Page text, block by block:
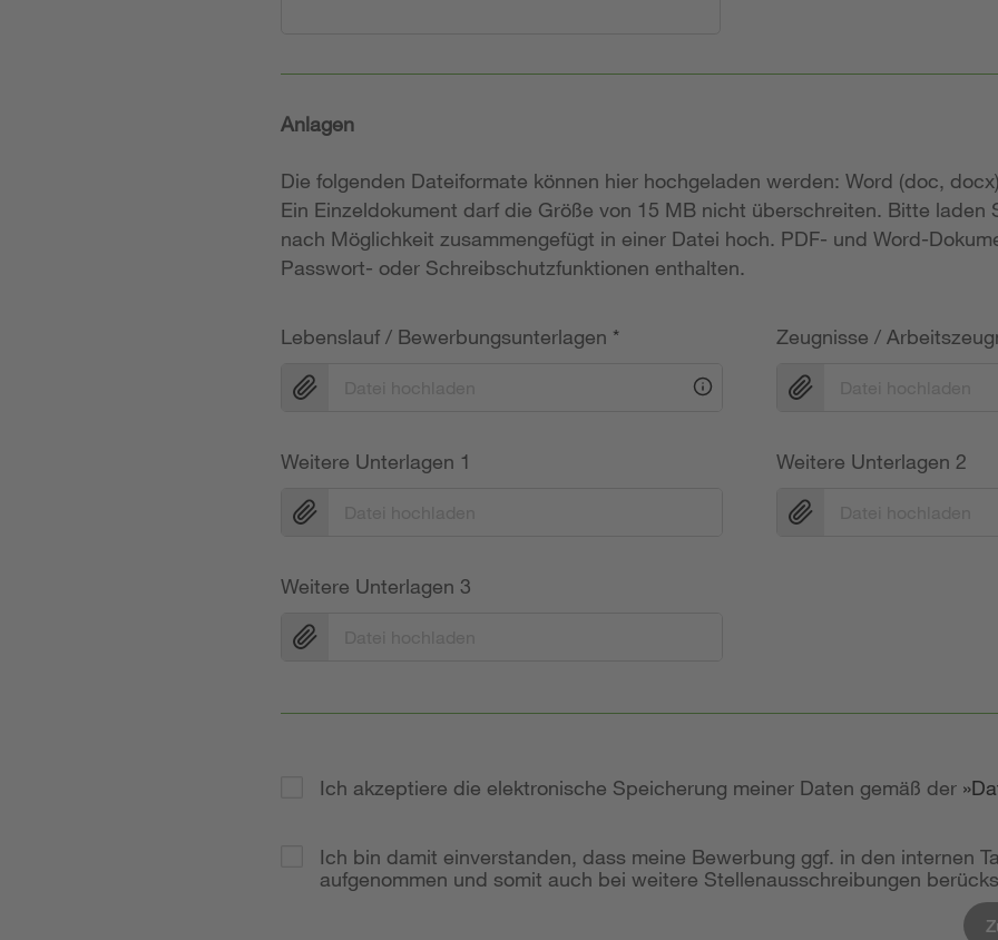
Anlagen
Die folgenden Dateiformate können hier hochgeladen werden: Word (doc,
Ein Einzeldokument darf die Größe von 15 MB nicht überschreiten. Bitte laden
nach Möglichkeit zusammengefügt in einer Datei hoch. PDF- und Word-
Passwort- oder Schreibschutzfunktionen enthalten.
Lebenslauf / Bewerbungsunterlagen * Zeugnisse /
Weitere Unterlagen 1 Weitere Unterlagen 2
Weitere Unterlagen 3
Ich akzeptiere die elektronische Speicherung meiner Daten gemäß der
Ich bin damit einverstanden, dass meine Bewerbung ggf. in den internen
aufgenommen und somit auch bei weitere Stellenausschreibungen